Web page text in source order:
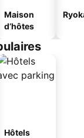
Maison
d’hôtes
Hôtels